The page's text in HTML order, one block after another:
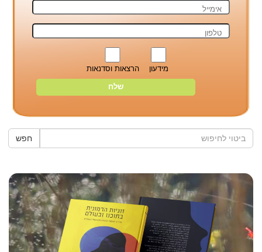
מידעון הרצאות וסדנאות
חפש